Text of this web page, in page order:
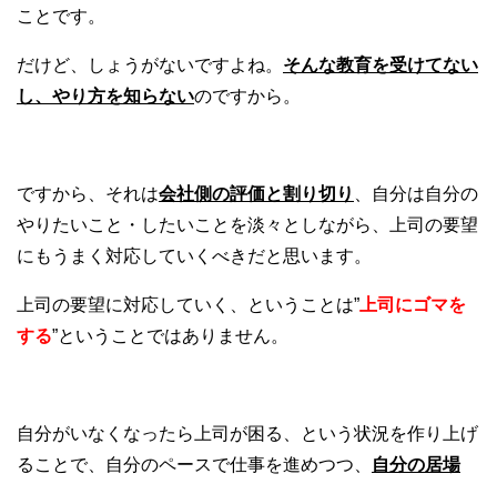
ことです。
だけど、しょうがないですよね。 そんな教育を受けてない
し、やり方を知らないのですから。
ですから、それは会社側の評価と割り切り
、自分は自分の
やりたいこと・したいことを淡々としながら、上司の要望
にもうまく対応していくべきだと思います。
上司の要望に対応していく、ということは” 上司にゴマを
する”ということではありません。
自分がいなくなったら上司が困る、という状況を作り上げ
ることで、自分のペースで仕事を進めつつ、
自分の居場